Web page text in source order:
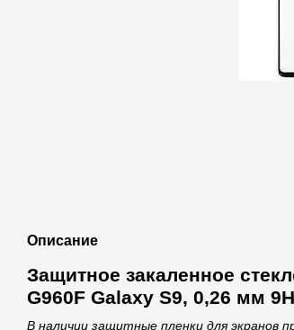
Описание
Защитное закаленное
G960F Galaxy S9, 0,26 мм
В наличии защитные пленки для экранов